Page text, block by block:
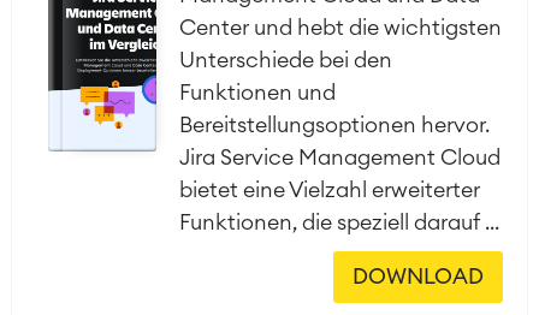
Center und hebt die wichtigsten
Unterschiede bei den
Funktionen und
Bereitstellungsoptionen hervor.
Jira Service Management Cloud
bietet eine Vielzahl erweiterter
Funktionen, die speziell darauf ...
DOWNLOAD